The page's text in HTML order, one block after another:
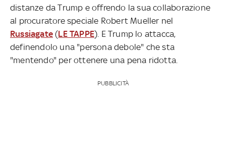
distanze da Trump e offrendo la sua collaborazione
al procuratore speciale Robert Mueller nel
Russiagate (LE TAPPE). E Trump lo attacca,
definendolo una "persona debole" che sta
"mentendo" per ottenere una pena ridotta.
PUBBLICITÀ